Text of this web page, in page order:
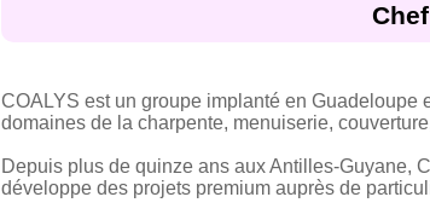
COALYS est un groupe implanté en
domaines de la charpente, menuiserie,
Depuis plus de quinze ans aux Antilles-Guyane,
développe des projets premium auprès de